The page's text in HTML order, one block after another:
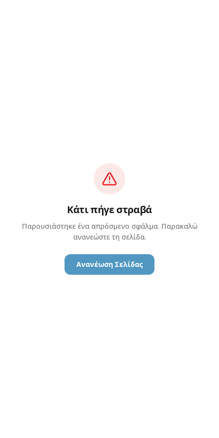
Κάτι πήγε στραβά
Παρουσιάστηκε ένα απρόσμενο σφάλμα. Παρακαλώ
ανανεώστε τη σελίδα.
Ανανέωση Σελίδας